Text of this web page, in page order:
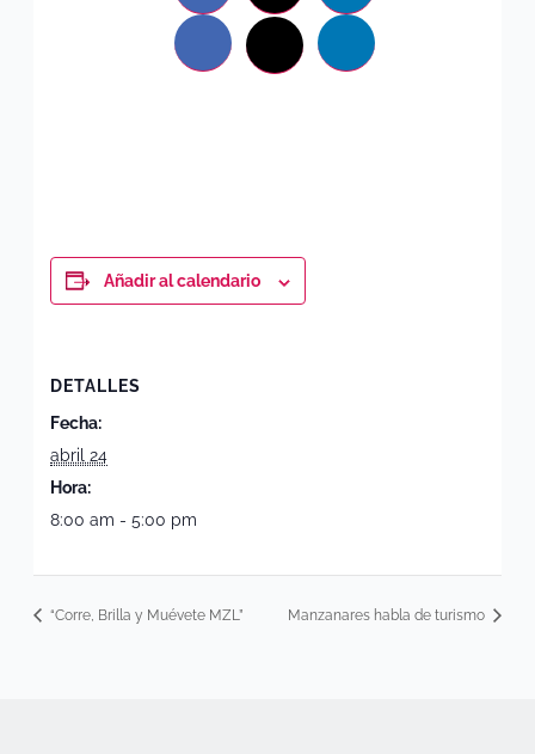
Añadir al calendario
DETALLES
Fecha:
abril 24
Hora:
8:00 am - 5:00 pm
“Corre, Brilla y Muévete MZL” Manzanares habla de turismo